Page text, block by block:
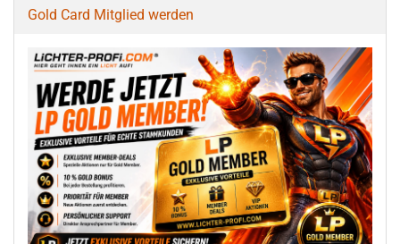
Gold Card Mitglied werden